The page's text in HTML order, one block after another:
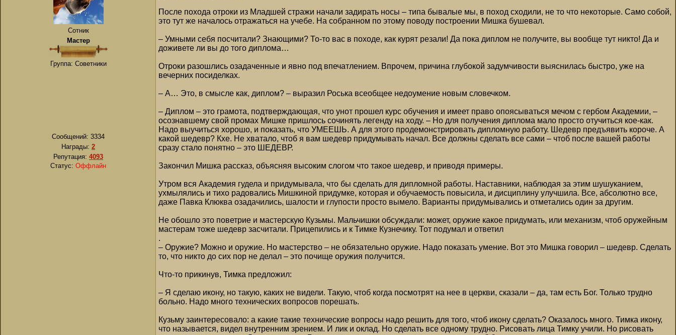
Сотник
Мастер
Группа: Советники
Сообщений: 3334
Награды: 2
Репутация: 4093
Статус: Оффлайн
После похода отроки из Младшей стражи начали задирать носы – типа бывалые мы, в поход сходили, не то что некоторые. Само собой,
это тут же началось отражаться на учебе. На собранном по этому поводу построении Мишка бушевал.
– Умными себя посчитали? Знающими? То-то вас в походе, как курят резали! Да пока диплом не получите, вы вообще тут никто! Да и
доживете ли вы до того диплома…
Отроки разошлись озадаченные и явно под впечатлением. Впрочем, причина глубокой задумчивости выяснилась быстро, уже на
вечерних посиделках.
– А… Это, в смысле как, диплом? – выразил Роська всеобщее недоумение новым словечком.
– Диплом – это грамота, подтверждающая, что унот прошел курс обучения и имеет право опоясываться мечом с гербом Академии, –
осознавшему свой промах Мишке пришлось сочинять легенду на ходу. – Но для получения диплома мало просто отучиться кое-как.
Надо выучиться хорошо, и показать, что УМЕЕШЬ. А для этого продемонстрировать дипломную работу. Шедевр предъявить короче. А
какой шедевр? Кхе. Не хватало, чтоб я вам шедевр придумывать начал. Все должны сделать все сами – чтоб после вашей работы
сразу стало понятно – это ШЕДЕВР.
Закончил Мишка рассказ, объясняя высоким слогом что такое шедевр, и приводя примеры.
Утром вся Академия гудела и придумывала, что бы сделать для дипломной работы. Наставники, наблюдая за этим шушуканием,
ухмылялись и тихо радовались Мишкиной придумке, которая и обучаемость повысила, и дисциплину улучшила. Все, абсолютно все,
даже Павка Клюква озадачились, шалости и глупости просто вымело. Варианты придумывались и отметались один за другим.
Не обошло это поветрие и мастерскую Кузьмы. Мальчишки обсуждали: может, оружие какое придумать, или механизм, чтоб оружейным
мастерам тоже шедевр засчитали. Прицепились и к Тимке Кузнечику. Тот подумал и ответил
.
– Оружие? Можно и оружие. Но мастерство – не обязательно оружие. Надо показать умение. Вот это Мишка говорил – шедевр. Сделать
то, что никто до сих пор не делал – это почище оружия получится.
Что-то прикинув, Тимка предложил:
– Я сделаю икону, но такую, каких не видели. Такую, чтоб когда посмотрят на нее в церкви, сказали – да, там есть Бог. Только трудно
больно. Надо много технических вопросов порешать.
Кузьму заинтересовало: а какие такие технические вопросы надо решить для того, чтоб икону сделать? Оказалось много. Тимка икону,
что называется, видел внутренним зрением. И лик и оклад. Но сделать все одному трудно. Рисовать лица Тимку учили. Но рисовать